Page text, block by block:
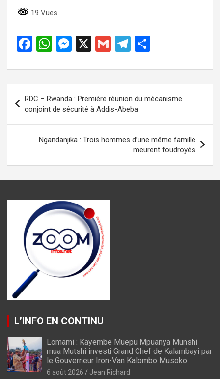
19 Vues
F
ce
b
o
o
k
W
at
A
p
p
M
se
n
g
er
X
G
ail
T
e
gr
a
m
ta
g
er
de
l’article
RDC – Rwanda : Première réunion du mécanisme
conjoint de sécurité à Addis-Abeba
Ngandanjika : Trois hommes d’une même famille
meurent foudroyés
L’INFO EN CONTINU
Lomami : Kayembe Muepu Mpuanya Munshi
mua Mutshi investi Grand Chef de Kalambayi par
le Gouverneur Iron-Van Kalombo Musoko
6 août 2026 Jean Richard